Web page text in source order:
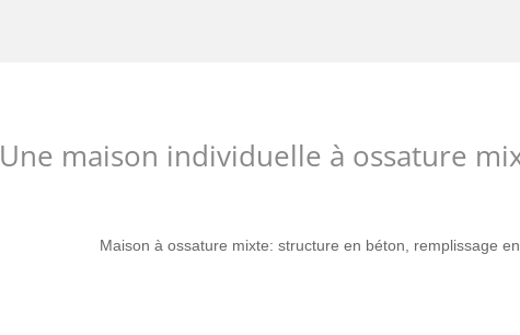
Une maison individuelle à ossature
Maison à ossature mixte: structure en béton, remplissage